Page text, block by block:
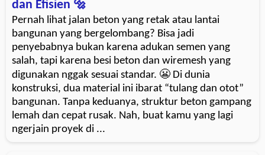
dan Efisien 🔩
Pernah lihat jalan beton yang retak atau lantai
bangunan yang bergelombang? Bisa jadi
penyebabnya bukan karena adukan semen yang
salah, tapi karena besi beton dan wiremesh yang
digunakan nggak sesuai standar. 😬 Di dunia
konstruksi, dua material ini ibarat “tulang dan otot”
bangunan. Tanpa keduanya, struktur beton gampang
lemah dan cepat rusak. Nah, buat kamu yang lagi
ngerjain proyek di ...